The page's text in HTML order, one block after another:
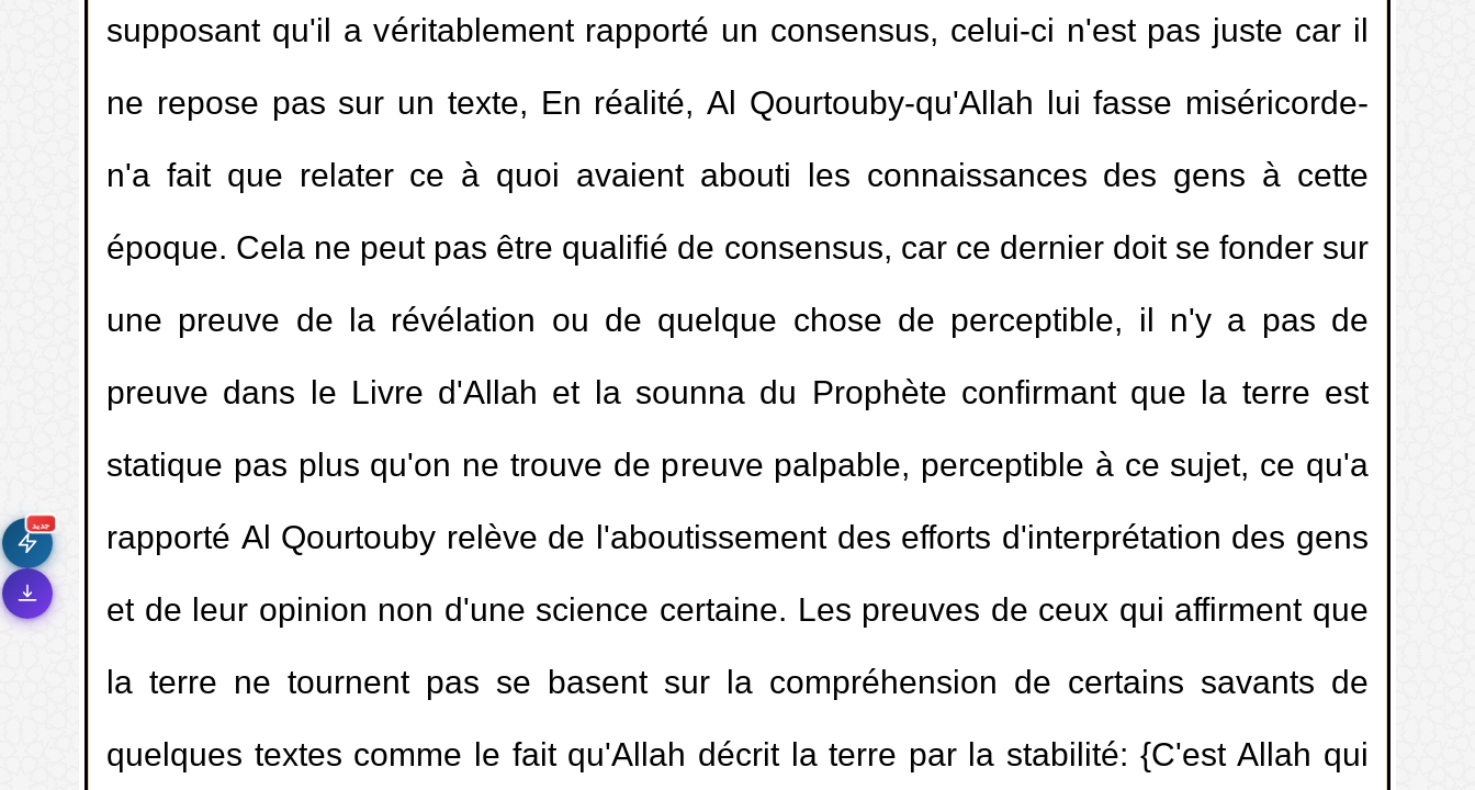
جديد
تعرف على أحدث المميزات
تحميل أسرع بـ 3× من قبل
تصميم جديد كلياً
🔔 إشعارات ذكية
supposant qu'il a véritablement rapporté un consensus, celui-ci n'est pas juste car il
ne repose pas sur un texte, En réalité, Al Qourtouby-qu'Allah lui fasse miséricorde-
n'a fait que relater ce à quoi avaient abouti les connaissances des gens à cette
époque. Cela ne peut pas être qualifié de consensus, car ce dernier doit se fonder sur
une preuve de la révélation ou de quelque chose de perceptible, il n'y a pas de
preuve dans le Livre d'Allah et la sounna du Prophète confirmant que la terre est
statique pas plus qu'on ne trouve de preuve palpable, perceptible à ce sujet, ce qu'a
rapporté Al Qourtouby relève de l'aboutissement des efforts d'interprétation des gens
et de leur opinion non d'une science certaine. Les preuves de ceux qui affirment que
la terre ne tournent pas se basent sur la compréhension de certains savants de
quelques textes comme le fait qu'Allah décrit la terre par la stabilité: {C'est Allah qui